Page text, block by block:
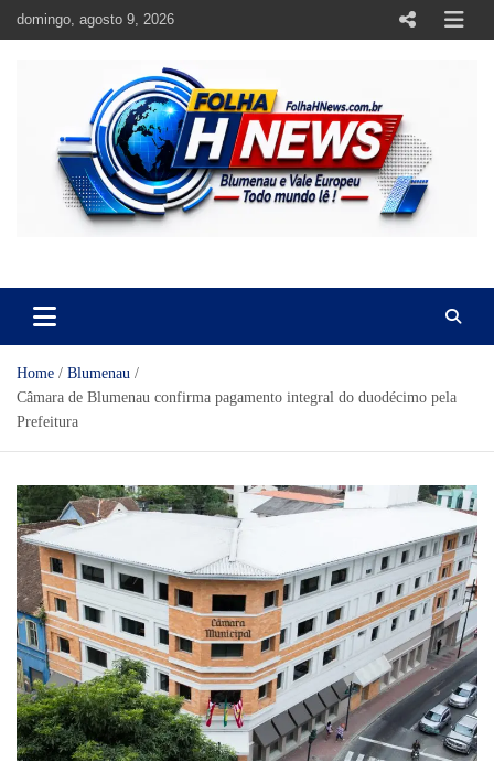
Skip
domingo, agosto 9, 2026
Home
Blumenau
Câmara de Blumenau confirma pagamento integral do duodécimo pela
Prefeitura